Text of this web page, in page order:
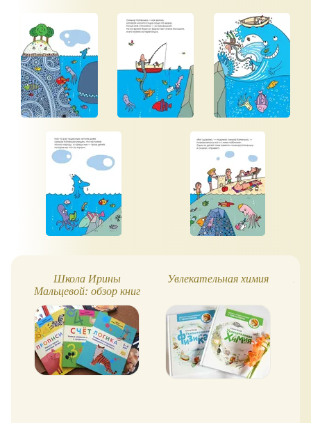
Школа Ирины
Мальцевой: обзор книг
Счет и Логика (5-6 лет)
Увлекательная химия